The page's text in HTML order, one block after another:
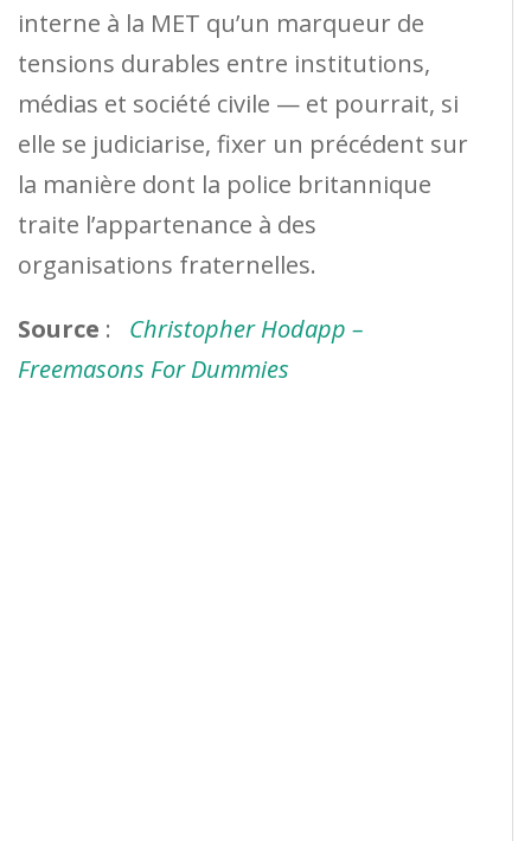
interne à la MET qu’un marqueur de
tensions durables entre institutions,
médias et société civile — et pourrait, si
elle se judiciarise, fixer un précédent sur
la manière dont la police britannique
traite l’appartenance à des
organisations fraternelles.
Source : Christopher Hodapp –
Freemasons For Dummies